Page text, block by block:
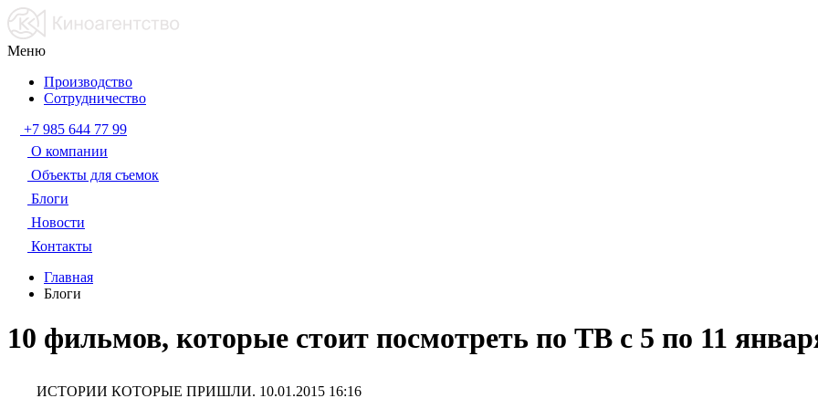
Меню
Производство
Сотрудничество
+7 985 644 77 99
О компании
Объекты для съемок
Блоги
Новости
Контакты
Главная
Блоги
10 фильмов, которые стоит посмотреть по ТВ с 5 по 11
ИСТОРИИ КОТОРЫЕ ПРИШЛИ. 10.01.2015 16:16